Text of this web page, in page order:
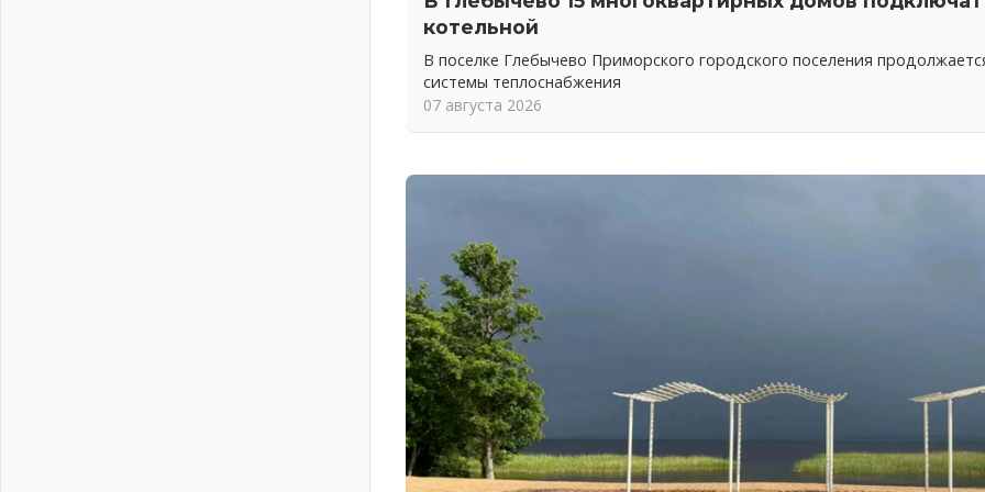
котельной
В поселке Глебычево Приморского городского поселения
системы теплоснабжения
07 августа 2026